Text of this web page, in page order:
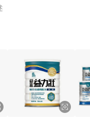
各家分店內規劃
來店顧客，能輕
物都能得到新的啟
供消費者居家修繕
標，成為消費者打